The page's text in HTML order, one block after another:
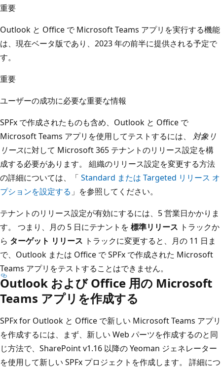
重要
Outlook と Office で Microsoft Teams アプリを実行する機能
は、現在ベータ版であり、2023 年の前半に提供される予定で
す。
重要
ユーザーの成功に必要な重要な情報
SPFx で作成されたものも含め、Outlook と Office で
Microsoft Teams アプリを使用してテストするには、 対象リ
リースに対して Microsoft 365 テナントのリリース設定を構
成する必要があります。 組織のリリース設定を変更する方法
の詳細については、「 Standard または Targeted リリース オ
プションを設定する 」を参照してください。
テナントのリリース設定が有効にするには、5 営業日かかりま
す。 つまり、月の 5 日にテナントを 標準リリース トラックか
ら ターゲット リリース トラックに変更すると、月の 11 日ま
で、Outlook または Office で SPFx で作成された Microsoft
Teams アプリをテストすることはできません。
Outlook および Office 用の Microsoft
Teams アプリを作成する
SPFx for Outlook と Office で新しい Microsoft Teams アプリ
を作成するには、まず、新しい Web パーツを作成するのと同
じ方法で、SharePoint v1.16 以降の Yeoman ジェネレーター
を使用して新しい SPFx プロジェクトを作成します。 詳細につ